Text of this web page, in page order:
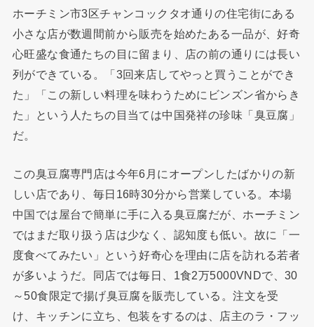
ホーチミン市3区チャンコックタオ通りの住宅街にある
小さな店が数週間前から販売を始めたある一品が、好奇
心旺盛な食通たちの目に留まり、店の前の通りには長い
列ができている。「3回来店してやっと買うことができ
た」「この新しい料理を味わうためにビンズン省からき
た」という人たちの目当ては中国発祥の珍味「臭豆腐」
だ。
この臭豆腐専門店は今年6月にオープンしたばかりの新
しい店であり、毎日16時30分から営業している。本場
中国では屋台で簡単に手に入る臭豆腐だが、ホーチミン
ではまだ取り扱う店は少なく、認知度も低い。故に「一
度食べてみたい」という好奇心を理由に店を訪れる若者
が多いようだ。同店では毎日、1食2万5000VNDで、30
～50食限定で揚げ臭豆腐を販売している。注文を受
け、キッチンに立ち、包装をするのは、店主のラ・フッ